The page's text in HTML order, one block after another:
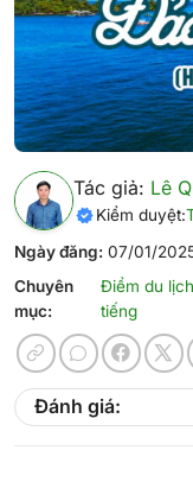
Tác giả: Lê
Kiểm duyệt:
Ngày đăng: 07/01/
Chuyên
mục:
Điểm du
tiếng
Đánh giá: